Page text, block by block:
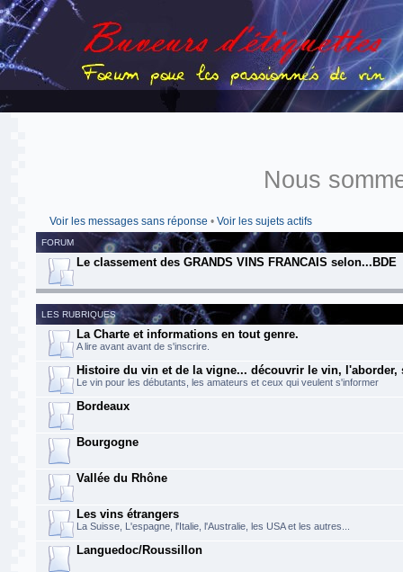
Nous
Voir les messages sans réponse • Voir les sujets actifs
FORUM
Le classement des GRANDS VINS FRANCAIS selon...BDE
LES RUBRIQUES
La Charte et informations en tout genre.
A lire avant avant de s'inscrire.
Histoire du vin et de la vigne... découvrir le vin, l'aborder,
Le vin pour les débutants, les amateurs et ceux qui veulent s'informer
Bordeaux
Bourgogne
Vallée du Rhône
Les vins étrangers
La Suisse, L'espagne, l'Italie, l'Australie, les USA et les autres...
Languedoc/Roussillon